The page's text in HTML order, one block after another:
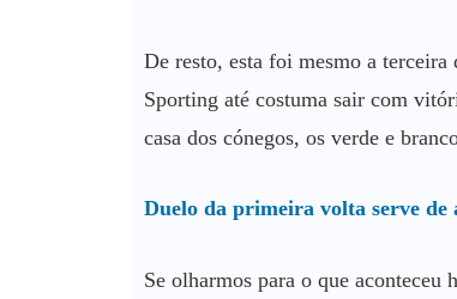
De resto, esta foi mesmo a
Sporting até costuma sair com
casa dos cónegos, os verde e
Duelo da primeira volta serve de
Se olharmos para o que aconteceu